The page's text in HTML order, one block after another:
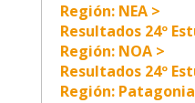
Región: NEA >
Resultados 24º
Región: NOA >
Resultados 24º
Región: